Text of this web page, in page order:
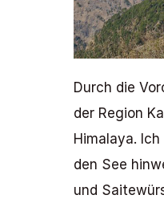
Durch die
der Region
Himalaya.
den See
und